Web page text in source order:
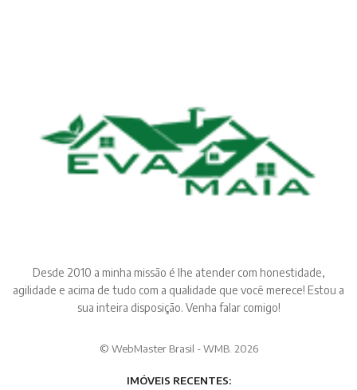
Desde 2010 a minha missão é lhe atender com honestidade,
agilidade e acima de tudo com a qualidade que você merece! Estou a
sua inteira disposição. Venha falar comigo!
© WebMaster Brasil - WMB. 2026
IMÓVEIS RECENTES: